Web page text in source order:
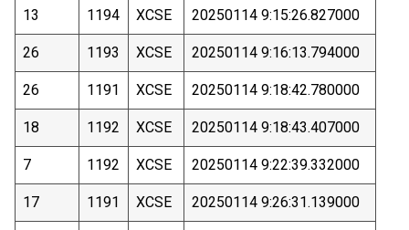
13 1194 XCSE 20250114 9:15:26.827000
26 1193 XCSE 20250114 9:16:13.794000
26 1191 XCSE 20250114 9:18:42.780000
18 1192 XCSE 20250114 9:18:43.407000
7 1192 XCSE 20250114 9:22:39.332000
17 1191 XCSE 20250114 9:26:31.139000